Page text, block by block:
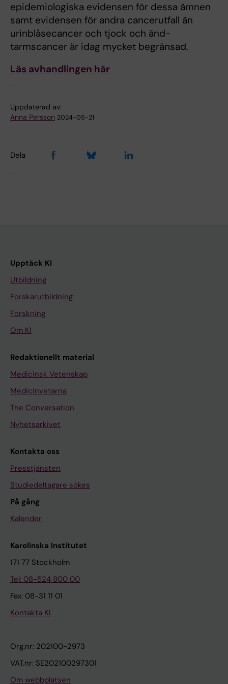
epidemiologiska evidensen för dessa ämnen
samt evidensen för andra cancerutfall än
urinblåsecancer och tjock och änd-
tarmscancer är idag mycket begränsad.
Läs avhandlingen här
Uppdaterad av:
Anna Persson 2024-05-21
Dela
Upptäck KI
Utbildning
Forskarutbildning
Forskning
Om KI
Redaktionellt material
Medicinsk Vetenskap
Medicinvetarna
The Conversation
Nyhetsarkivet
Kontakta oss
Presstjänsten
Studiedeltagare sökes
På gång
Kalender
Karolinska Institutet
171 77 Stockholm
Tel: 08-524 800 00
Fax: 08-31 11 01
Kontakta KI
Org.nr: 202100-2973
VAT.nr: SE202100297301
Om webbplatsen